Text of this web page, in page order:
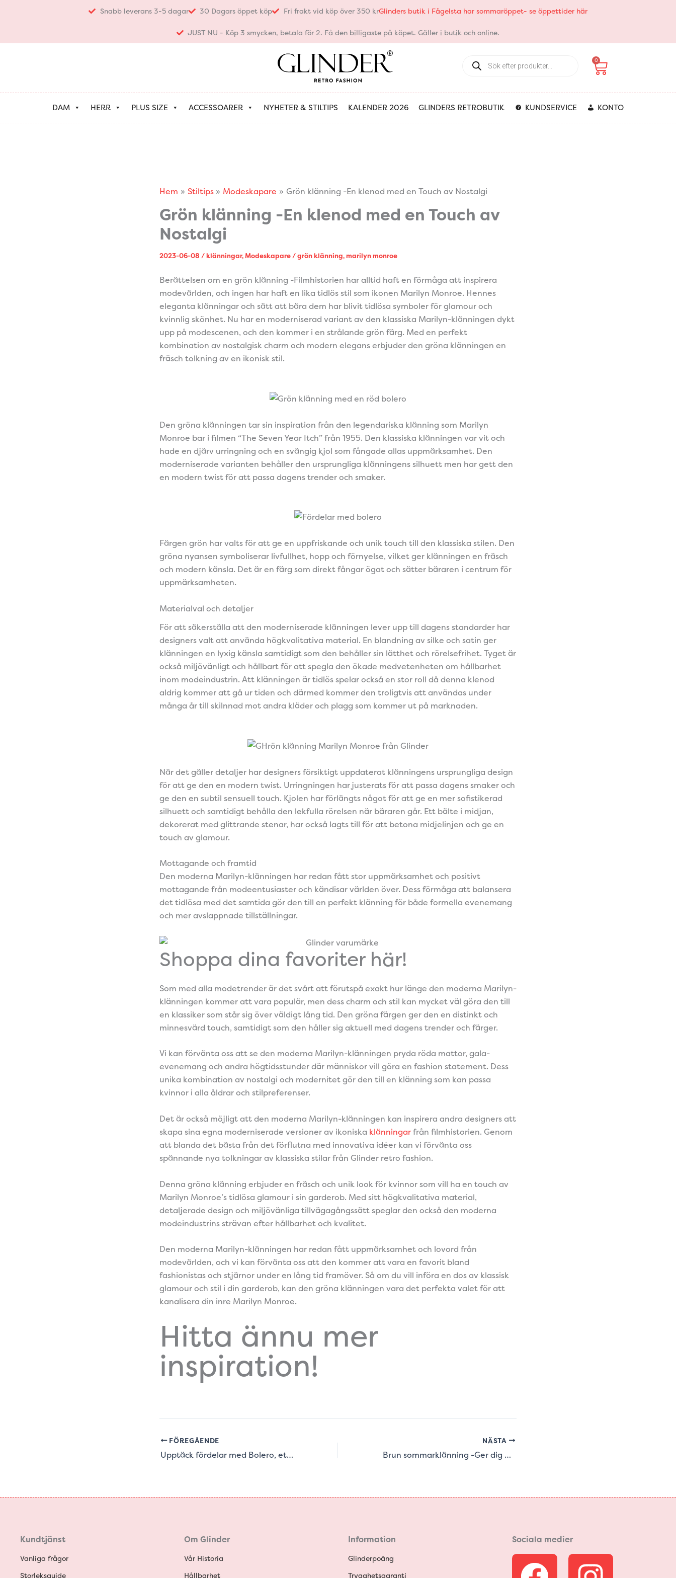
Snabb leverans 3-5 dagar 30 Dagars öppet köp Fri frakt vid köp över 350 krGlinders butik i Fågelsta har sommaröppet- se öppettider här
JUST NU - Köp 3 smycken, betala för 2. Få den billigaste på köpet. Gäller i butik och online.
search
0
Varukorg
DAM HERR PLUS SIZE ACCESSOARER NYHETER & STILTIPS KALENDER 2026 GLINDERS RETROBUTIK KUNDSERVICE KONTO
Hem Stiltips Modeskapare Grön klänning -En klenod med en Touch av Nostalgi
Grön klänning -En klenod med en Touch av
Nostalgi
2023-06-08 /klänningar,Modeskapare/grön klänning,marilyn monroe
Berättelsen om en grön klänning -Filmhistorien har alltid haft en förmåga att inspirera
modevärlden, och ingen har haft en lika tidlös stil som ikonen Marilyn Monroe. Hennes
eleganta klänningar och sätt att bära dem har blivit tidlösa symboler för glamour och
kvinnlig skönhet. Nu har en moderniserad variant av den klassiska Marilyn-klänningen dykt
upp på modescenen, och den kommer i en strålande grön färg. Med en perfekt
kombination av nostalgisk charm och modern elegans erbjuder den gröna klänningen en
fräsch tolkning av en ikonisk stil.
Den gröna klänningen tar sin inspiration från den legendariska klänning som Marilyn
Monroe bar i filmen “The Seven Year Itch” från 1955. Den klassiska klänningen var vit och
hade en djärv urringning och en svängig kjol som fångade allas uppmärksamhet. Den
moderniserade varianten behåller den ursprungliga klänningens silhuett men har gett den
en modern twist för att passa dagens trender och smaker.
Färgen grön har valts för att ge en uppfriskande och unik touch till den klassiska stilen. Den
gröna nyansen symboliserar livfullhet, hopp och förnyelse, vilket ger klänningen en fräsch
och modern känsla. Det är en färg som direkt fångar ögat och sätter bäraren i centrum för
uppmärksamheten.
Materialval och detaljer
För att säkerställa att den moderniserade klänningen lever upp till dagens standarder har
designers valt att använda högkvalitativa material. En blandning av silke och satin ger
klänningen en lyxig känsla samtidigt som den behåller sin lätthet och rörelsefrihet. Tyget är
också miljövänligt och hållbart för att spegla den ökade medvetenheten om hållbarhet
inom modeindustrin. Att klänningen är tidlös spelar också en stor roll då denna klenod
aldrig kommer att gå ur tiden och därmed kommer den troligtvis att användas under
många år till skilnnad mot andra kläder och plagg som kommer ut på marknaden.
När det gäller detaljer har designers försiktigt uppdaterat klänningens ursprungliga design
för att ge den en modern twist. Urringningen har justerats för att passa dagens smaker och
ge den en subtil sensuell touch. Kjolen har förlängts något för att ge en mer sofistikerad
silhuett och samtidigt behålla den lekfulla rörelsen när bäraren går. Ett bälte i midjan,
dekorerat med glittrande stenar, har också lagts till för att betona midjelinjen och ge en
touch av glamour.
Mottagande och framtid
Den moderna Marilyn-klänningen har redan fått stor uppmärksamhet och positivt
mottagande från modeentusiaster och kändisar världen över. Dess förmåga att balansera
det tidlösa med det samtida gör den till en perfekt klänning för både formella evenemang
och mer avslappnade tillställningar.
Shoppa dina favoriter här!
Som med alla modetrender är det svårt att förutspå exakt hur länge den moderna Marilyn-
klänningen kommer att vara populär, men dess charm och stil kan mycket väl göra den till
en klassiker som står sig över väldigt lång tid. Den gröna färgen ger den en distinkt och
minnesvärd touch, samtidigt som den håller sig aktuell med dagens trender och färger.
Vi kan förvänta oss att se den moderna Marilyn-klänningen pryda röda mattor, gala-
evenemang och andra högtidsstunder där människor vill göra en fashion statement. Dess
unika kombination av nostalgi och modernitet gör den till en klänning som kan passa
kvinnor i alla åldrar och stilpreferenser.
Det är också möjligt att den moderna Marilyn-klänningen kan inspirera andra designers att
skapa sina egna moderniserade versioner av ikoniska klänningarfrån filmhistorien. Genom
att blanda det bästa från det förflutna med innovativa idéer kan vi förvänta oss
spännande nya tolkningar av klassiska stilar från Glinder retro fashion.
Denna gröna klänning erbjuder en fräsch och unik look för kvinnor som vill ha en touch av
Marilyn Monroe’s tidlösa glamour i sin garderob. Med sitt högkvalitativa material,
detaljerade design och miljövänliga tillvägagångssätt speglar den också den moderna
modeindustrins strävan efter hållbarhet och kvalitet.
Den moderna Marilyn-klänningen har redan fått uppmärksamhet och lovord från
modevärlden, och vi kan förvänta oss att den kommer att vara en favorit bland
fashionistas och stjärnor under en lång tid framöver. Så om du vill införa en dos av klassisk
glamour och stil i din garderob, kan den gröna klänningen vara det perfekta valet för att
kanalisera din inre Marilyn Monroe.
Hitta ännu mer
inspiration!
FÖREGÅENDE
Upptäck fördelar med Bolero, ett mångsidigt plagg med otaliga användningsområden
NÄSTA
Brun sommarklänning -Ger dig en stilsäker sommar
Kundtjänst
Vanliga frågor
Storleksguide
Om Glinder
Vår Historia
Hållbarhet
Information
Glinderpoäng
Trygghetsgaranti
Sociala medier
F I